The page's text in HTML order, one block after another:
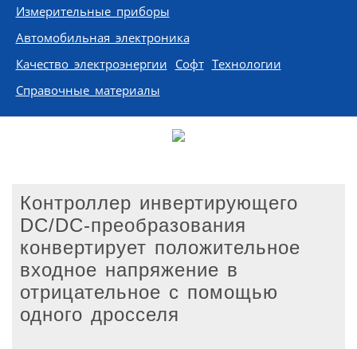
Измерительные приборы
Автомобильная электроника
Качество электроэнергии Софт Технологии
Справочные материалы
Контроллер инвертирующего
DC/DC-преобразования
конвертирует положительное
входное напряжение в
отрицательное с помощью
одного дросселя